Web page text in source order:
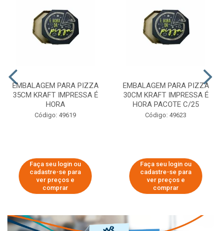
EMBALAGEM PARA PIZZA
35CM KRAFT IMPRESSA É
HORA
Código: 49619
Faça seu login ou
cadastre-se para
ver preços e
comprar
EMBALAGEM PARA PIZZA
30CM KRAFT IMPRESSA É
HORA PACOTE C/25
Código: 49623
Faça seu login ou
cadastre-se para
ver preços e
comprar